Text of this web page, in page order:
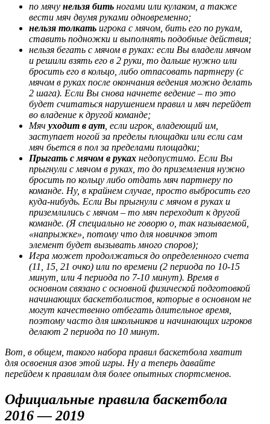
по мячу нельзя бить ногами или кулаком, а также
вести мяч двумя руками одновременно;
нельзя толкать игрока с мячом, бить его по рукам,
ставить подножки и выполнять подобные действия;
нельзя бегать с мячом в руках: если Вы владели мячом
и решили взять его в 2 руки, то дальше нужно или
бросить его в кольцо, либо отпасовать партнеру (с
мячом в руках после окончания ведения можно делать
2 шага). Если Вы снова начнете ведение – то это
будет считаться нарушением правил и мяч перейдет
во владение к другой команде;
Мяч уходит в аут , если игрок, владеющий им,
заступает ногой за пределы площадки или если сам
мяч бьется в пол за пределами площадки;
Прыгать с мячом в руках недопустимо. Если Вы
прыгнули с мячом в руках, то до приземления нужно
бросить по кольцу либо отдать мяч партнеру по
команде. Ну, в крайнем случае, просто выбросить его
куда-нибудь. Если Вы прыгнули с мячом в руках и
приземлились с мячом – то мяч переходит к другой
команде. (Я специально не говорю о, так называемой,
«напрыжке», потому что для новичков этот
элемент будет вызывать много споров);
Игра может продолжаться до определенного счета
(11, 15, 21 очко) или по времени (2 периода по 10-15
минут, или 4 периода по 7-10 минут). Время в
основном связано с основной физической подготовкой
начинающих баскетболистов, которые в основном не
могут качественно отбегать длительное время,
поэтому часто для школьников и начинающих игроков
делают 2 периода по 10 минут.
Вот, в общем, такого набора правил баскетбола хватит
для освоения азов этой игры. Ну а теперь давайте
перейдем к правилам для более опытных спортсменов.
Официальные правила баскетбола
2016 — 2019